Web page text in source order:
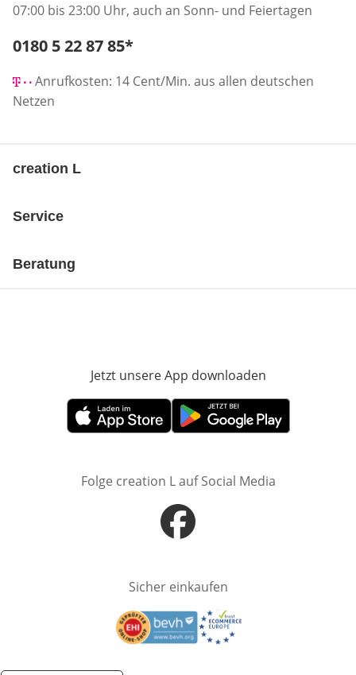
07:00 bis 23:00 Uhr, auch an Sonn- und Feiertagen
Telefonnummer:
0180 5 22 87 85*
Anrufkosten: 14 Cent/Min. aus allen deutschen
Netzen
creation L
Service
Beratung
Jetzt unsere App downloaden
Öffnet in neuem FensterÖffnet in neuem Fenster
Folge creation L auf Social Media
Öffnet in neuem Fenster
Sicher einkaufen
Öffnet in neuem FensterÖffnet in neuem Fenster